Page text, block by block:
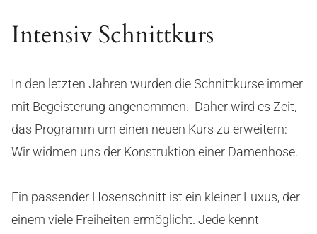
Intensiv Schnittkurs
In den letzten Jahren wurden die Schnittkurse immer
mit Begeisterung angenommen. Daher wird es Zeit,
das Programm um einen neuen Kurs zu erweitern:
Wir widmen uns der Konstruktion einer Damenhose.
Ein passender Hosenschnitt ist ein kleiner Luxus, der
einem viele Freiheiten ermöglicht. Jede kennt